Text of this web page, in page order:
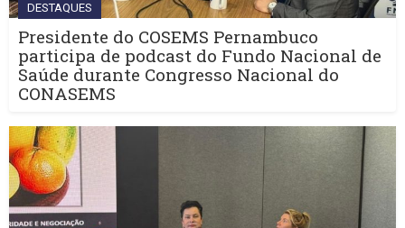
DESTAQUES
Presidente do COSEMS Pernambuco
participa de podcast do Fundo Nacional de
Saúde durante Congresso Nacional do
CONASEMS